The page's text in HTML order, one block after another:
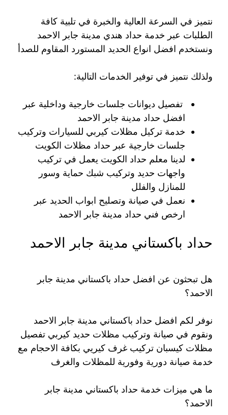
نتميز في السرعة العالية والخبرة في تلبية كافة
الطلبات عبر خدمة حداد هندي مدينة جابر الاحمد
ونستخدم افضل انواع الحديد المستورد المقاوم للصدأ
ولذلك نتميز في توفير الخدمات التالية:
تفصيل ديوانات جلسات خارجية وداخلية عبر
افضل حداد مدينة جابر الاحمد
خدمة تركيل مظلات كيربي للسيارات وتركيب
جلسات خارجية عبر حداد مظلات الكويت
لدينا معلم حداد الكويت يعمل في تركيب
واجهات حديد وتركيب شبك حماية وسور
للمنازل والفلل
نعمل في صيانة وتصليح ابواب الحديد عبر
ارخص فني حداد مدينة جابر الاحمد
حداد باكستاني مدينة جابر الاحمد
هل تبحثون عن افضل حداد باكستاني مدينة جابر
الاحمد؟
نوفر لكم افضل حداد باكستاني مدينة جابر الاحمد
ونقوم في صيانة وتركيب مظلات حديد كيربي تفصيل
مظلات كيسبان تركيب غرف كيريي بكافة الاحجام مع
خدمة صيانة دورية وفورية للمظلات والغرف
ما هي ميزات خدمة حداد باكستاني مدينة جابر
الاحمد؟